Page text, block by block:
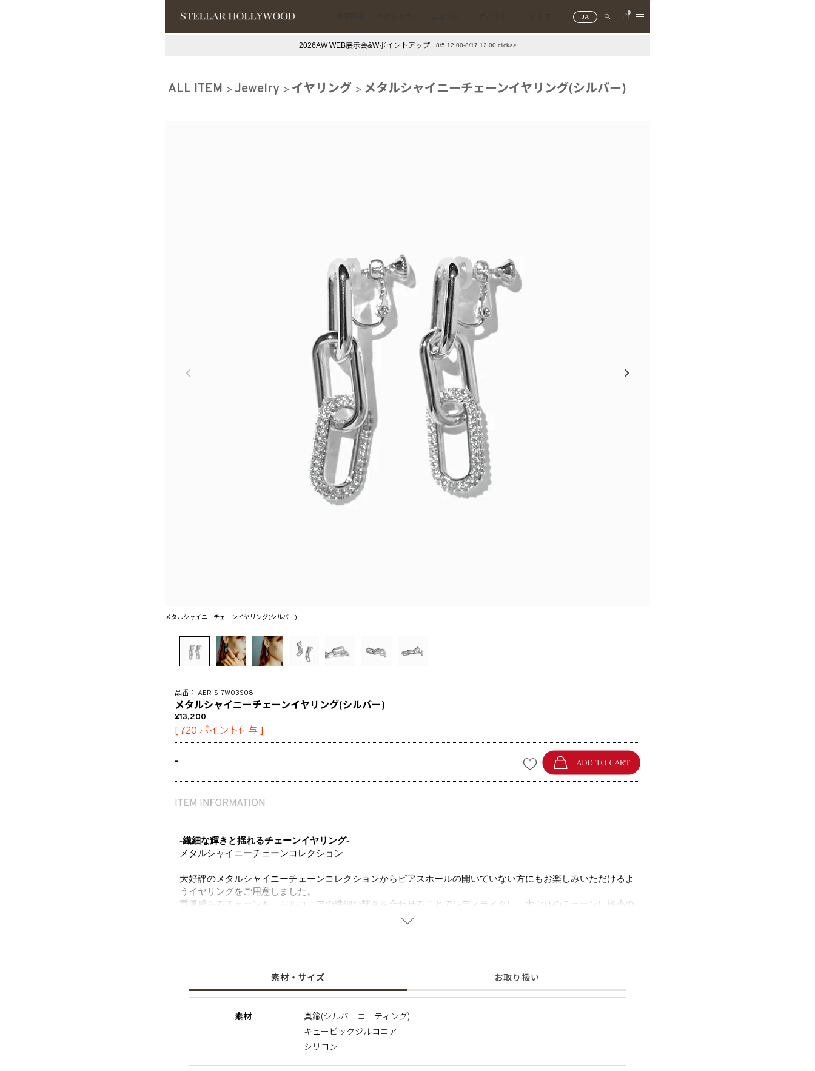
JA
0
#スタッフイチ押し（通勤パールアクセ） ＃写真映えアクセ
2026AW WEB展示会&Wポイントアップ 8/5 12:00-8/17 12:00 click>>
ALL ITEM Jewelry イヤリング メタルシャイニーチェーンイヤリング(シルバー)
メタルシャイニーチェーンイヤリング(シルバー)
AER1S17W03S08
メタルシャイニーチェーンイヤリング(シルバー)
13,200
[ 720 ポイント付与 ]
-
-繊細な輝きと揺れるチェーンイヤリング-
メタルシャイニーチェーンコレクション
大好評のメタルシャイニーチェーンコレクションからピアスホールの開いていない方にもお楽しみいただけるよ
うイヤリングをご用意しました。
重厚感あるチェーンも、ジルコニアの繊細な輝きを合わせることでレディライクに。大ぶりのチェーンに極小の
ジルコニアの輝きが品のあるデザインです。見た目以上につけ心地は軽いのが嬉しいポイント。
素材・サイズ お取り扱い
素材
真鍮(シルバーコーティング)
キュービックジルコニア
シリコン